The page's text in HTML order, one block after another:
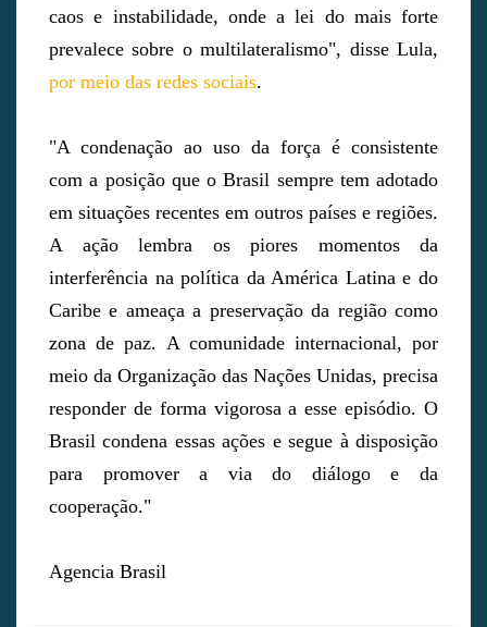
caos e instabilidade, onde a lei do mais forte
prevalece sobre o multilateralismo", disse Lula,
por meio das redes sociais.
"A condenação ao uso da força é consistente
com a posição que o Brasil sempre tem adotado
em situações recentes em outros países e regiões.
A ação lembra os piores momentos da
interferência na política da América Latina e do
Caribe e ameaça a preservação da região como
zona de paz. A comunidade internacional, por
meio da Organização das Nações Unidas, precisa
responder de forma vigorosa a esse episódio. O
Brasil condena essas ações e segue à disposição
para promover a via do diálogo e da
cooperação."
Agencia Brasil